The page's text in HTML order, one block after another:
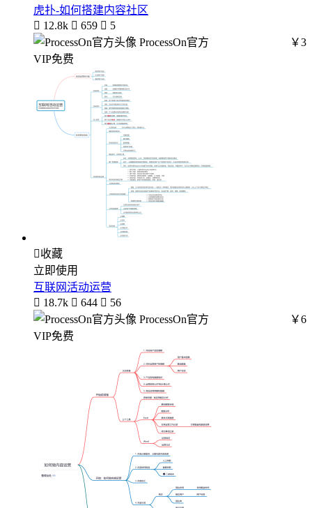
虎扑-如何搭建内容社区
 12.8k  659  5
ProcessOn官方
￥3
VIP免费
收藏
立即使用
互联网活动运营
 18.7k  644  56
ProcessOn官方
￥6
VIP免费